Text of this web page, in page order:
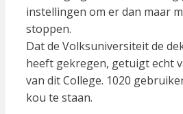
instellingen om er dan maar
stoppen.
Dat de Volksuniversiteit de
heeft gekregen, getuigt echt
van dit College. 1020
kou te staan.